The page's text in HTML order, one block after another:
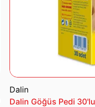
Dalin
Dalin Göğüs Pedi 30'lu